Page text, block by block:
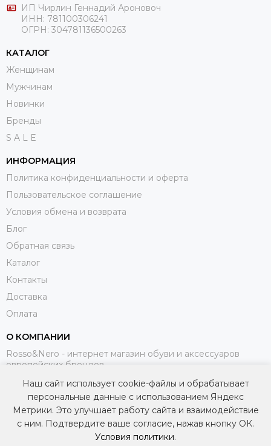
ИП Чирлин Геннадий Ароновоч
ИНН: 781100306241
ОГРН: 304781136500263
КАТАЛОГ
Женщинам
Мужчинам
Новинки
Бренды
S A L E
ИНФОРМАЦИЯ
Политика конфиденциальности и оферта
Пользовательское соглашение
Условия обмена и возврата
Блог
Обратная связь
Каталог
Контакты
Доставка
Оплата
О КОМПАНИИ
Rosso&Nero - интернет магазин обуви и аксессуаров
европейских брендов.
МЫ В СОЦИАЛЬНЫХ СЕТЯХ
Наш сайт использует cookie-файлы и обрабатывает
персональные данные с использованием Яндекс
Метрики. Это улучшает работу сайта и взаимодействие
с ним. Подтвердите ваше согласие, нажав кнопку ОК.
Условия политики.